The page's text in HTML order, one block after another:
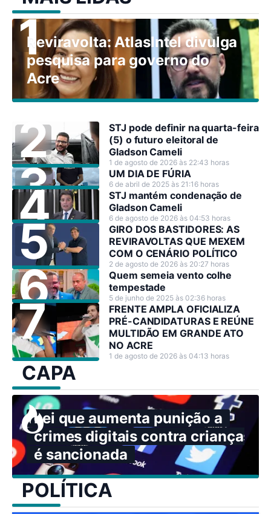
Reviravolta: AtlasIntel divulga
pesquisa para governo do
Acre
STJ pode definir na quarta-feira
(5) o futuro eleitoral de
Gladson Cameli
1 de agosto de 2026 às 22:43 horas
UM DIA DE FÚRIA
6 de abril de 2025 às 21:16 horas
STJ mantém condenação de
Gladson Cameli
6 de agosto de 2026 às 04:53 horas
GIRO DOS BASTIDORES: AS
REVIRAVOLTAS QUE MEXEM
COM O CENÁRIO POLÍTICO
2 de agosto de 2026 às 20:27 horas
Quem semeia vento colhe
tempestade
5 de junho de 2025 às 02:36 horas
FRENTE AMPLA OFICIALIZA
PRÉ-CANDIDATURAS E REÚNE
MULTIDÃO EM GRANDE ATO
NO ACRE
1 de agosto de 2026 às 04:13 horas
CAPA
Lei que aumenta punição a
crimes digitais contra crianças
é sancionada
POLÍTICA